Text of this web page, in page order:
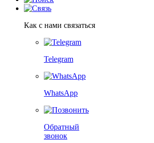
Как с нами связаться
Telegram
WhatsApp
Обратный
звонок